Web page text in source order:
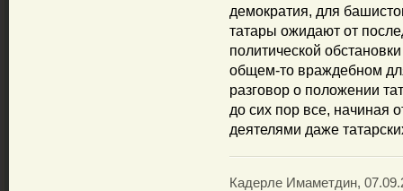
демократия, для
татары ожидают от
политической
общем-то враждебном
разговор о положении
до сих пор все, начиная
деятелями даже
Кадерле Имаметдин,